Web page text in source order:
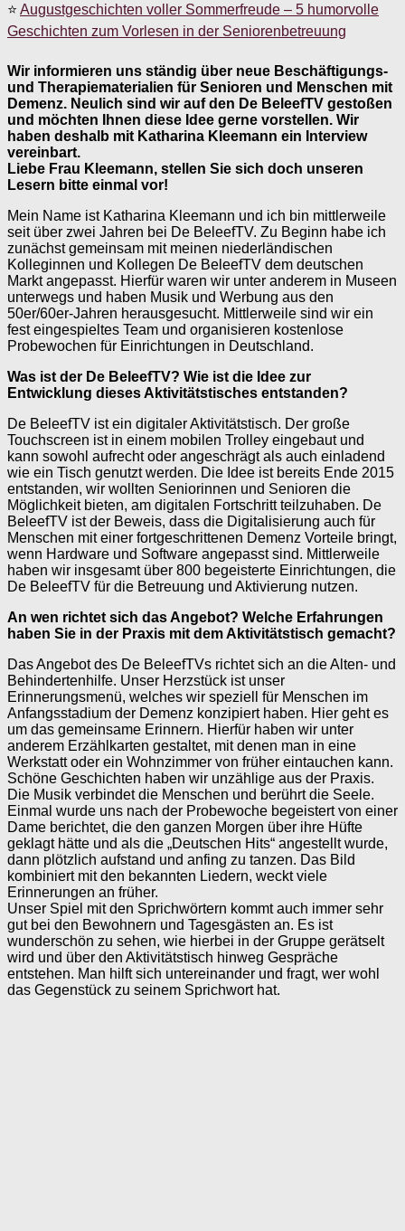
⭐ Augustgeschichten voller Sommerfreude – 5 humorvolle
Geschichten zum Vorlesen in der Seniorenbetreuung
Wir informieren uns ständig über neue Beschäftigungs-
und Therapiematerialien für Senioren und Menschen mit
Demenz. Neulich sind wir auf den De BeleefTV gestoßen
und möchten Ihnen diese Idee gerne vorstellen. Wir
haben deshalb mit Katharina Kleemann ein Interview
vereinbart.
Liebe Frau Kleemann, stellen Sie sich doch unseren
Lesern bitte einmal vor!
Mein Name ist Katharina Kleemann und ich bin mittlerweile
seit über zwei Jahren bei De BeleefTV. Zu Beginn habe ich
zunächst gemeinsam mit meinen niederländischen
Kolleginnen und Kollegen De BeleefTV dem deutschen
Markt angepasst. Hierfür waren wir unter anderem in Museen
unterwegs und haben Musik und Werbung aus den
50er/60er-Jahren herausgesucht. Mittlerweile sind wir ein
fest eingespieltes Team und organisieren kostenlose
Probewochen für Einrichtungen in Deutschland.
Was ist der De BeleefTV? Wie ist die Idee zur
Entwicklung dieses Aktivitätstisches entstanden?
De BeleefTV ist ein digitaler Aktivitätstisch. Der große
Touchscreen ist in einem mobilen Trolley eingebaut und
kann sowohl aufrecht oder angeschrägt als auch einladend
wie ein Tisch genutzt werden. Die Idee ist bereits Ende 2015
entstanden, wir wollten Seniorinnen und Senioren die
Möglichkeit bieten, am digitalen Fortschritt teilzuhaben. De
BeleefTV ist der Beweis, dass die Digitalisierung auch für
Menschen mit einer fortgeschrittenen Demenz Vorteile bringt,
wenn Hardware und Software angepasst sind. Mittlerweile
haben wir insgesamt über 800 begeisterte Einrichtungen, die
De BeleefTV für die Betreuung und Aktivierung nutzen.
An wen richtet sich das Angebot? Welche Erfahrungen
haben Sie in der Praxis mit dem Aktivitätstisch gemacht?
Das Angebot des De BeleefTVs richtet sich an die Alten- und
Behindertenhilfe. Unser Herzstück ist unser
Erinnerungsmenü, welches wir speziell für Menschen im
Anfangsstadium der Demenz konzipiert haben. Hier geht es
um das gemeinsame Erinnern. Hierfür haben wir unter
anderem Erzählkarten gestaltet, mit denen man in eine
Werkstatt oder ein Wohnzimmer von früher eintauchen kann.
Schöne Geschichten haben wir unzählige aus der Praxis.
Die Musik verbindet die Menschen und berührt die Seele.
Einmal wurde uns nach der Probewoche begeistert von einer
Dame berichtet, die den ganzen Morgen über ihre Hüfte
geklagt hätte und als die „Deutschen Hits“ angestellt wurde,
dann plötzlich aufstand und anfing zu tanzen. Das Bild
kombiniert mit den bekannten Liedern, weckt viele
Erinnerungen an früher.
Unser Spiel mit den Sprichwörtern kommt auch immer sehr
gut bei den Bewohnern und Tagesgästen an. Es ist
wunderschön zu sehen, wie hierbei in der Gruppe gerätselt
wird und über den Aktivitätstisch hinweg Gespräche
entstehen. Man hilft sich untereinander und fragt, wer wohl
das Gegenstück zu seinem Sprichwort hat.